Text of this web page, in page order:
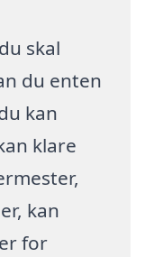
skal
du enten
kan
klare
kan
for